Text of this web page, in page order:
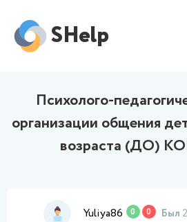
SHelp
Психолого-
организации общения
возраста (ДО)
Yuliya86 0 0 Был